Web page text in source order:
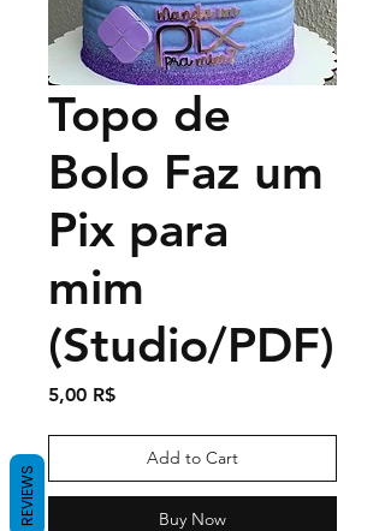
Topo de
Bolo Faz um
Pix para
mim
(Studio/PDF)
5,00 R$Price
Add to Cart
Buy Now
REVIEWS